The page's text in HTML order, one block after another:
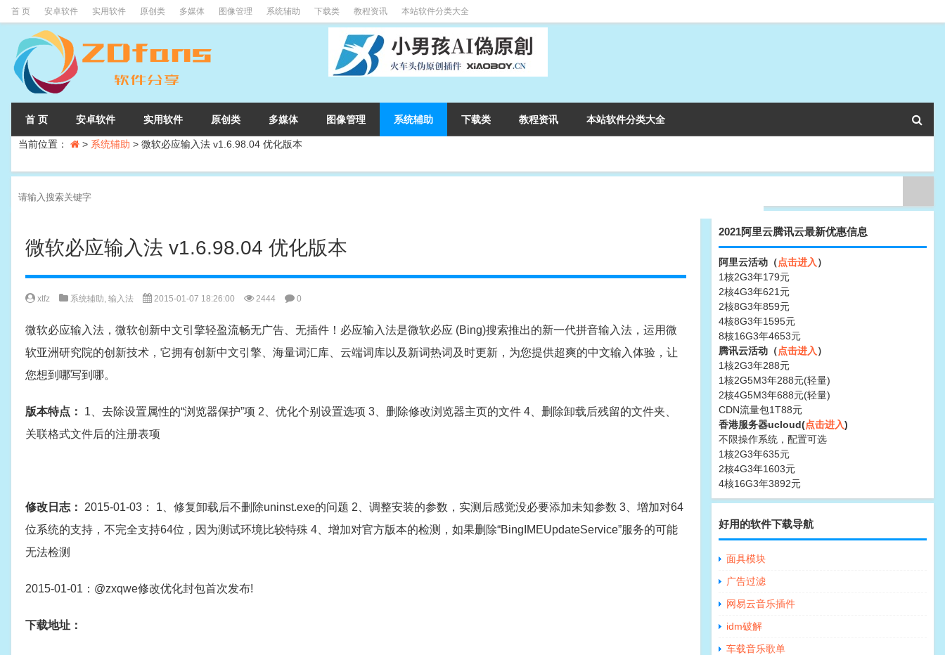
首 页 安卓软件 实用软件 原创类 多媒体 图像管理 系统辅助 下载类 教程资讯 本站软件分类大全
首 页 安卓软件 实用软件 原创类 多媒体 图像管理 系统辅助 下载类 教程资讯 本站软件分类大全
当前位置： > 系统辅助 > 微软必应输入法 v1.6.98.04 优化版本
微软必应输入法 v1.6.98.04 优化版本
xtfz 系统辅助, 输入法 2015-01-07 18:26:00 2444 0
微软必应输入法，微软创新中文引擎轻盈流畅无广告、无插件！必应输入法是微软必应 (Bing)搜索推出的新一代拼音输入法，运用微
软亚洲研究院的创新技术，它拥有创新中文引擎、海量词汇库、云端词库以及新词热词及时更新，为您提供超爽的中文输入体验，让
您想到哪写到哪。
版本特点：
1、去除设置属性的“浏览器保护”项 2、优化个别设置选项 3、删除修改浏览器主页的文件 4、删除卸载后残留的文件夹、
关联格式文件后的注册表项
修改日志：
2015-01-03： 1、修复卸载后不删除uninst.exe的问题 2、调整安装的参数，实测后感觉没必要添加未知参数 3、增加对64
位系统的支持，不完全支持64位，因为测试环境比较特殊 4、增加对官方版本的检测，如果删除“BingIMEUpdateService”服务的可能
无法检测
2015-01-01：@zxqwe修改优化封包首次发布!
下载地址：
2021阿里云腾讯云最新优惠信息
阿里云活动（点击进入 ）
1核2G3年179元
2核4G3年621元
2核8G3年859元
4核8G3年1595元
8核16G3年4653元
腾讯云活动（点击进入 ）
1核2G3年288元
1核2G5M3年288元(轻量)
2核4G5M3年688元(轻量)
CDN流量包1T88元
香港服务器ucloud(点击进入)
不限操作系统，配置可选
1核2G3年635元
2核4G3年1603元
4核16G3年3892元
好用的软件下载导航
面具模块
广告过滤
网易云音乐插件
idm破解
车载音乐歌单